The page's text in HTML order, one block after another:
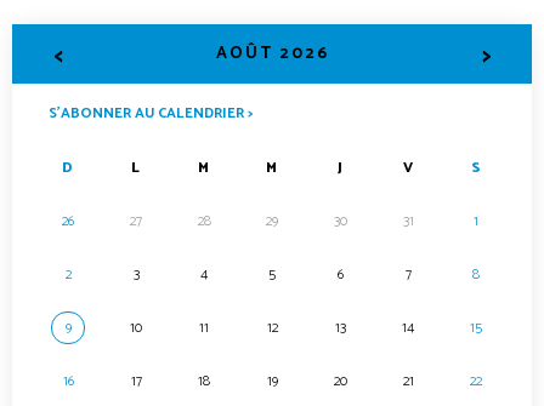
< AOÛT 2026 >
S’ABONNER AU CALENDRIER >
D L M M J V S
26 27 28 29 30 31 1
2 3 4 5 6 7 8
9 10 11 12 13 14 15
16 17 18 19 20 21 22